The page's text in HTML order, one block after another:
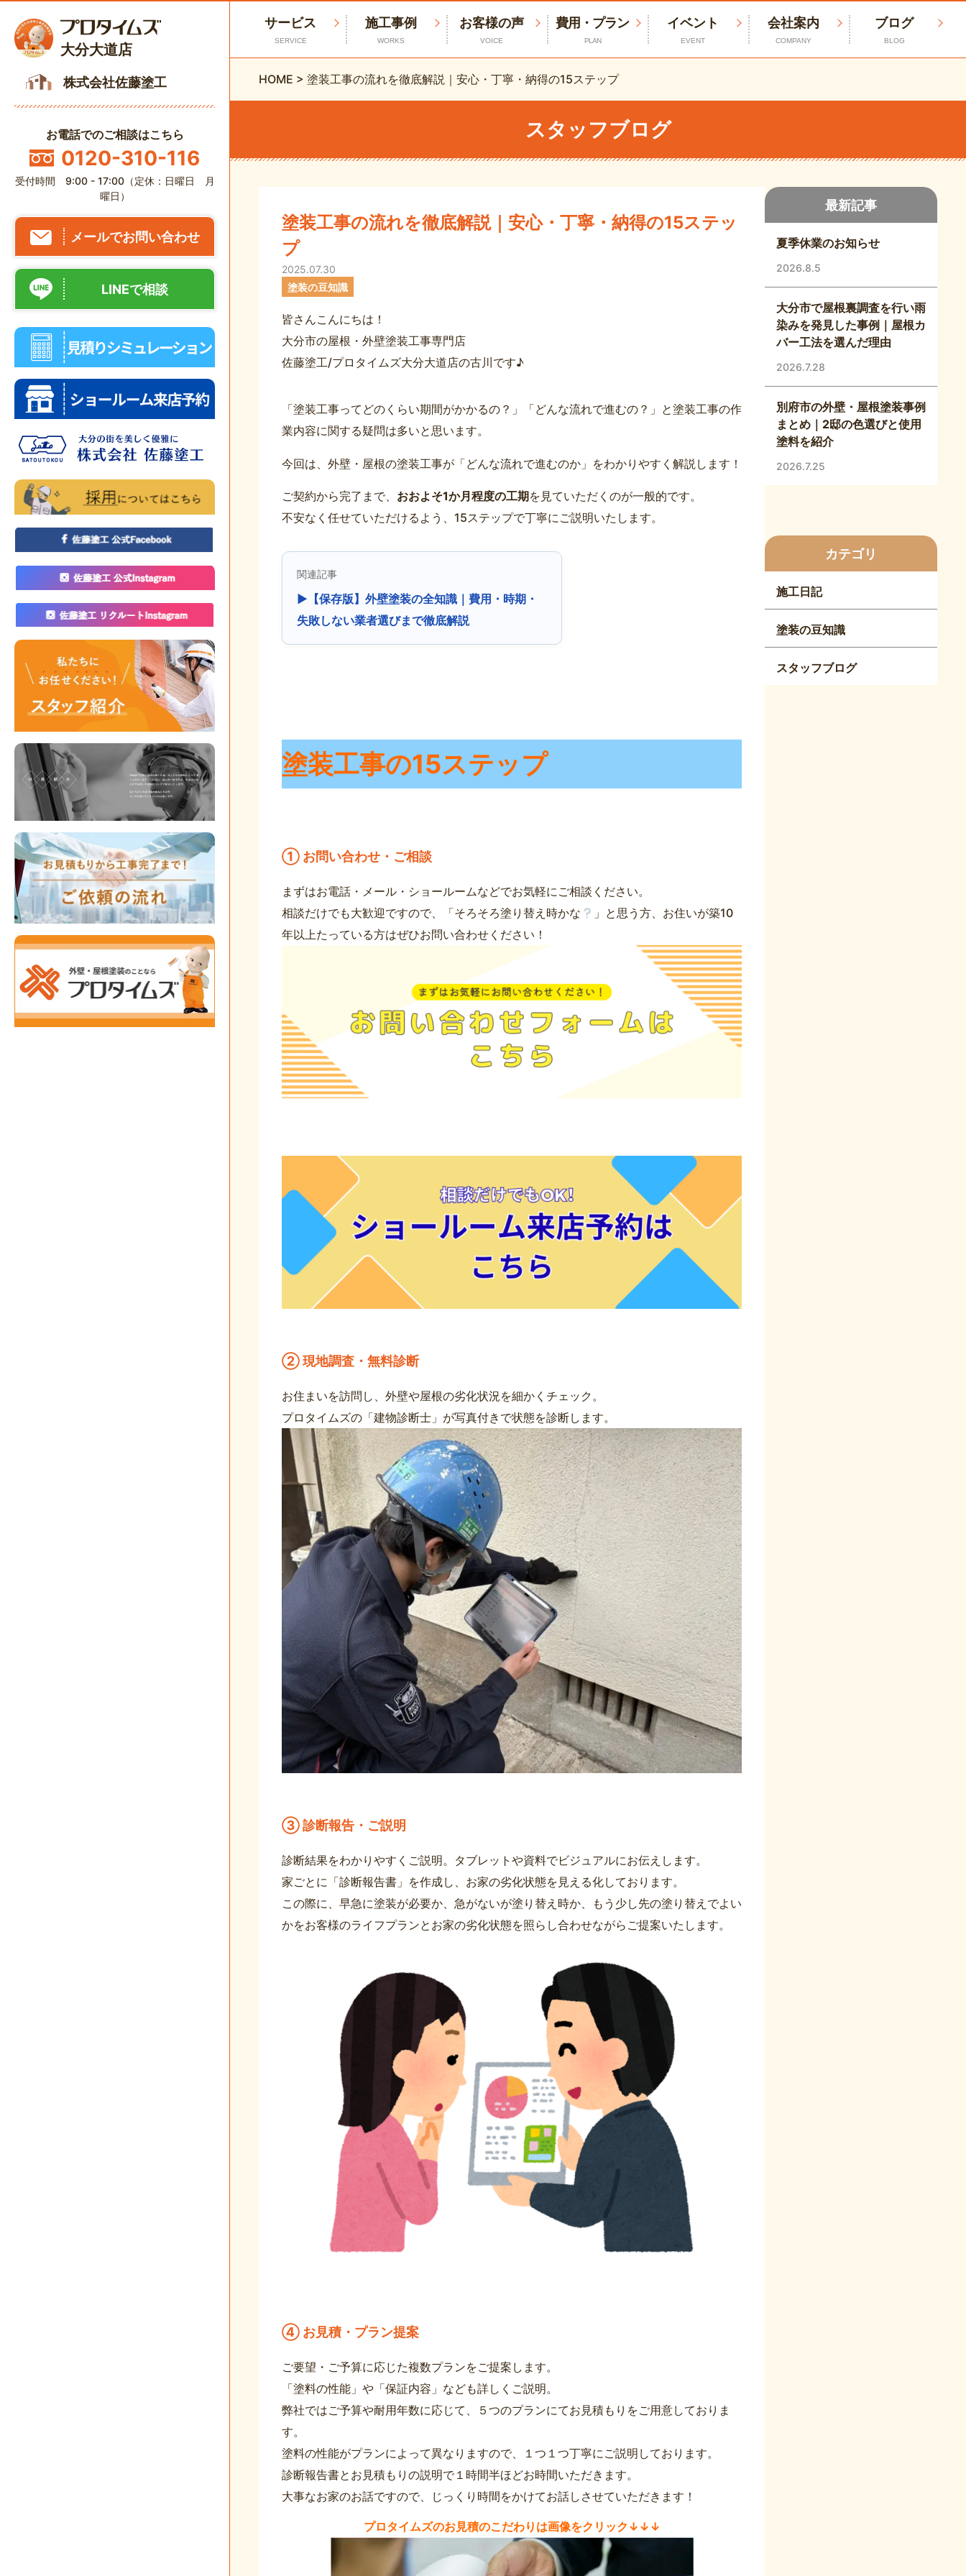
大分大道店
株式会社佐藤塗工
お電話でのご相談はこちら
0120-310-116
受付時間 9:00 - 17:00（定休：日曜日 月
曜日）
メールでお問い合わせ
LINEで相談
サービス
SERVICE
施工事例
WORKS
お客様の声
VOICE
費用・プラン
PLAN
イベント
EVENT
会社案内
COMPANY
ブログ
BLOG
HOME > 塗装工事の流れを徹底解説｜安心・丁寧・納得の15ステップ
スタッフブログ
塗装工事の流れを徹底解説｜安心・丁寧・納得の15ステッ
プ
2025.07.30
塗装の豆知識
皆さんこんにちは！
大分市の屋根・外壁塗装工事専門店
佐藤塗工/プロタイムズ大分大道店の古川です♪
「塗装工事ってどのくらい期間がかかるの？」「どんな流れで進むの？」と塗装工事の作
業内容に関する疑問は多いと思います。
今回は、外壁・屋根の塗装工事が「どんな流れで進むのか」をわかりやすく解説します！
ご契約から完了まで、 おおよそ1か月程度の工期を見ていただくのが一般的です。
不安なく任せていただけるよう、15ステップで丁寧にご説明いたします。
関連記事
▶【保存版】外壁塗装の全知識｜費用・時期・
失敗しない業者選びまで徹底解説
塗装工事の15ステップ
① お問い合わせ・ご相談
まずはお電話・メール・ショールームなどでお気軽にご相談ください。
相談だけでも大歓迎ですので、「そろそろ塗り替え時かな
」と思う方、お住いが築10
年以上たっている方はぜひお問い合わせください！
② 現地調査・無料診断
お住まいを訪問し、外壁や屋根の劣化状況を細かくチェック。
プロタイムズの「建物診断士」が写真付きで状態を診断します。
③ 診断報告・ご説明
診断結果をわかりやすくご説明。タブレットや資料でビジュアルにお伝えします。
家ごとに「診断報告書」を作成し、お家の劣化状態を見える化しております。
この際に、早急に塗装が必要か、急がないが塗り替え時か、もう少し先の塗り替えでよい
かをお客様のライフプランとお家の劣化状態を照らし合わせながらご提案いたします。
④ お見積・プラン提案
ご要望・ご予算に応じた複数プランをご提案します。
「塗料の性能」や「保証内容」なども詳しくご説明。
弊社ではご予算や耐用年数に応じて、５つのプランにてお見積もりをご用意しておりま
す。
塗料の性能がプランによって異なりますので、１つ１つ丁寧にご説明しております。
診断報告書とお見積もりの説明で１時間半ほどお時間いただきます。
大事なお家のお話ですので、じっくり時間をかけてお話しさせていただきます！
プロタイムズのお見積のこだわりは画像をクリック↓↓↓
最新記事
夏季休業のお知らせ
2026.8.5
大分市で屋根裏調査を行い雨
染みを発見した事例｜屋根カ
バー工法を選んだ理由
2026.7.28
別府市の外壁・屋根塗装事例
まとめ｜2邸の色選びと使用
塗料を紹介
2026.7.25
カテゴリ
施工日記
塗装の豆知識
スタッフブログ